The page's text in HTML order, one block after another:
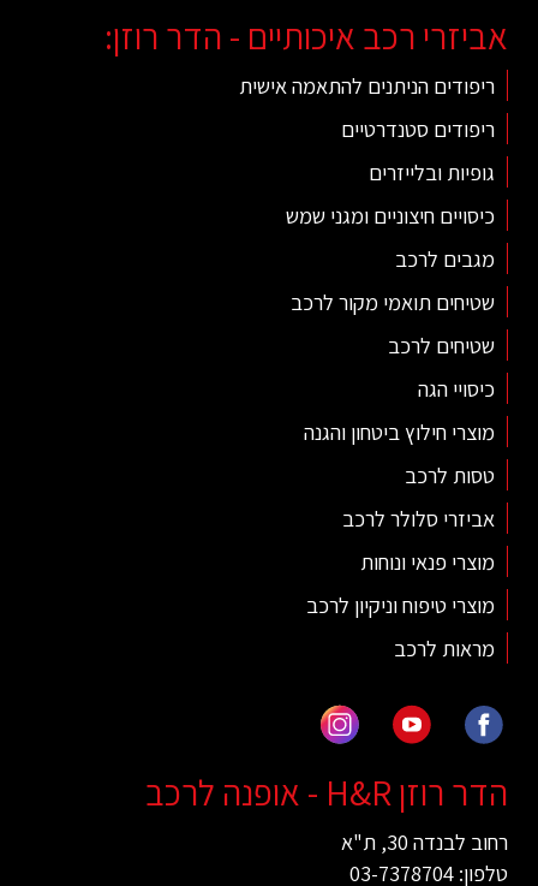
אביזרי רכב איכותיים - הדר רוזן:
ריפודים הניתנים להתאמה אישית
ריפודים סטנדרטיים
גופיות ובלייזרים
כיסויים חיצוניים ומגני שמש
מגבים לרכב
שטיחים תואמי מקור לרכב
שטיחים לרכב
כיסויי הגה
מוצרי חילוץ ביטחון והגנה
טסות לרכב
אביזרי סלולר לרכב
מוצרי פנאי ונוחות
מוצרי טיפוח וניקיון לרכב
מראות לרכב
הדר רוזן H&R - אופנה לרכב
רחוב לבנדה 30, ת"א
טלפון: 03-7378704